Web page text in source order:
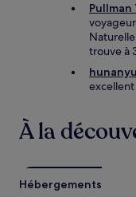
Pullman
trouve à
À la
Hébergements